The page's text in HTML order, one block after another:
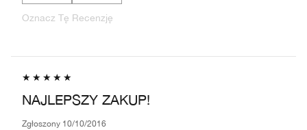
Oznacz Tę Recenzję
NAJLEPSZY ZAKUP!
Zgłoszony 10/10/2016